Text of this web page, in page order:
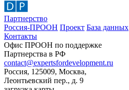
Партнерство
Россия-ПРООН Проект База данных
Контакты
Офис ПРООН по поддержке
Партнерства в РФ
contact@expertsfordevelopment.ru
Россия, 125009, Москва,
Леонтьевский пер., д. 9